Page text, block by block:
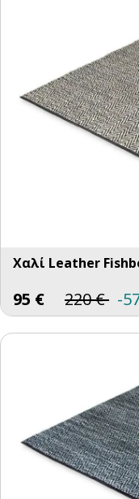
Χαλί Leather
95 € 220€ -